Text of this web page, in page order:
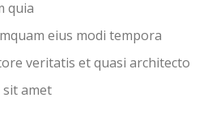
quia
eius modi tempora
veritatis et quasi architecto
amet